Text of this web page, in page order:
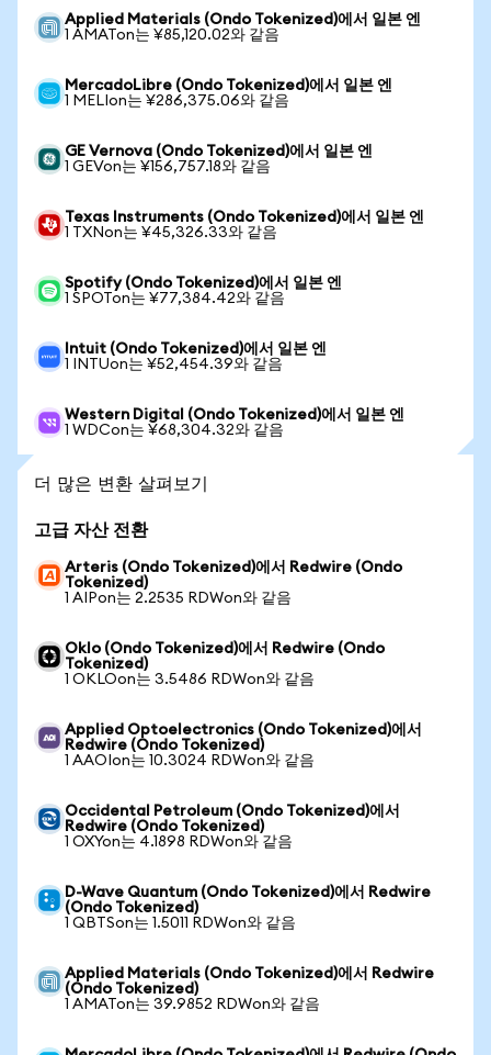
Applied Materials (Ondo Tokenized)에서 일본 엔
1 AMATon는 ¥85,120.02와 같음
MercadoLibre (Ondo Tokenized)에서 일본 엔
1 MELIon는 ¥286,375.06와 같음
GE Vernova (Ondo Tokenized)에서 일본 엔
1 GEVon는 ¥156,757.18와 같음
Texas Instruments (Ondo Tokenized)에서 일본 엔
1 TXNon는 ¥45,326.33와 같음
Spotify (Ondo Tokenized)에서 일본 엔
1 SPOTon는 ¥77,384.42와 같음
Intuit (Ondo Tokenized)에서 일본 엔
1 INTUon는 ¥52,454.39와 같음
Western Digital (Ondo Tokenized)에서 일본 엔
1 WDCon는 ¥68,304.32와 같음
더 많은 변환 살펴보기
고급 자산 전환
Arteris (Ondo Tokenized)에서 Redwire (Ondo
Tokenized)
1 AIPon는 2.2535 RDWon와 같음
Oklo (Ondo Tokenized)에서 Redwire (Ondo
Tokenized)
1 OKLOon는 3.5486 RDWon와 같음
Applied Optoelectronics (Ondo Tokenized)에서
Redwire (Ondo Tokenized)
1 AAOIon는 10.3024 RDWon와 같음
Occidental Petroleum (Ondo Tokenized)에서
Redwire (Ondo Tokenized)
1 OXYon는 4.1898 RDWon와 같음
D-Wave Quantum (Ondo Tokenized)에서 Redwire
(Ondo Tokenized)
1 QBTSon는 1.5011 RDWon와 같음
Applied Materials (Ondo Tokenized)에서 Redwire
(Ondo Tokenized)
1 AMATon는 39.9852 RDWon와 같음